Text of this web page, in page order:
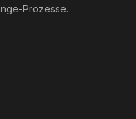
Prozesse.